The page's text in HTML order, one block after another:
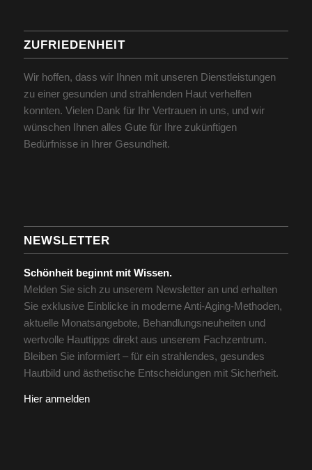
ZUFRIEDENHEIT
Wir hoffen, dass wir Ihnen mit unseren Dienstleistungen
zu einer gesunden und strahlenden Haut verhelfen
konnten. Vielen Dank für Ihr Vertrauen in uns, und wir
wünschen Ihnen alles Gute für Ihre zukünftigen
Bedürfnisse in Ihrer Gesundheit.
NEWSLETTER
Schönheit beginnt mit Wissen.
Melden Sie sich zu unserem Newsletter an und erhalten
Sie exklusive Einblicke in moderne Anti-Aging-Methoden,
aktuelle Monatsangebote, Behandlungsneuheiten und
wertvolle Hauttipps direkt aus unserem Fachzentrum.
Bleiben Sie informiert – für ein strahlendes, gesundes
Hautbild und ästhetische Entscheidungen mit Sicherheit.
Hier anmelden